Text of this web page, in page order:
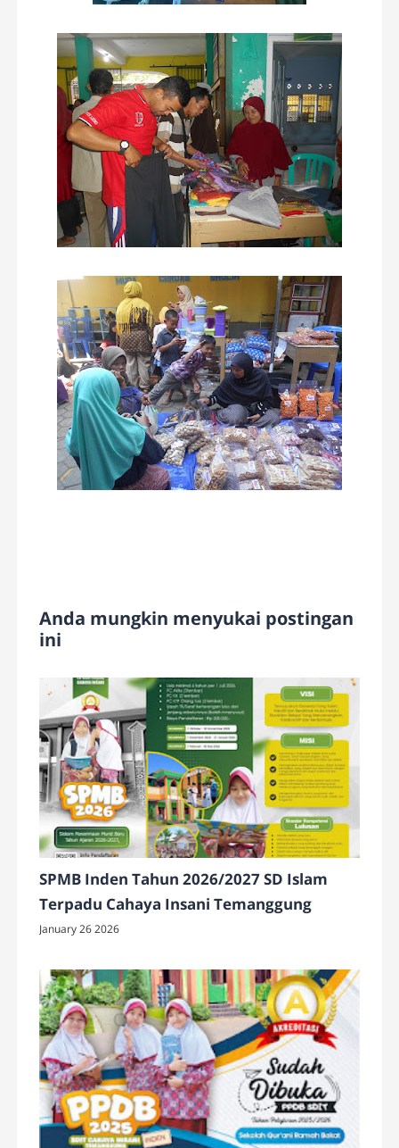
Anda mungkin menyukai postingan
ini
SPMB Inden Tahun 2026/2027 SD Islam
Terpadu Cahaya Insani Temanggung
January 26 2026